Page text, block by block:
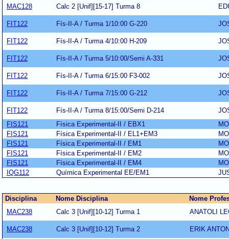
MAC128 Calc 2 [Unif][15-17] Turma 8
FIT122 Fís-II-A / Turma 1/10:00 G-220
FIT122 Fís-II-A / Turma 4/10:00 H-209
FIT122 Fís-II-A / Turma 5/10:00/Semi A-331
FIT122 Fís-II-A / Turma 6/15:00 F3-002
FIT122 Fís-II-A / Turma 7/15:00 G-212
FIT122 Fís-II-A / Turma 8/15:00/Semi D-214
FIS121
Física Experimental-II / EBX1
FIS121
Física Experimental-II / EL1+EM3
FIS121
Física Experimental-II / EM1
FIS121
Física Experimental-II / EM2
FIS121
Física Experimental-II / EM4
IQG112
Química Experimental EE/EM1
Disciplina Nome Disciplina
Nome
MAC238
Calc 3 [Unif][10-12] Turma 1 ANATOLI
MAC238 Calc 3 [Unif][10-12] Turma 2 ERIK